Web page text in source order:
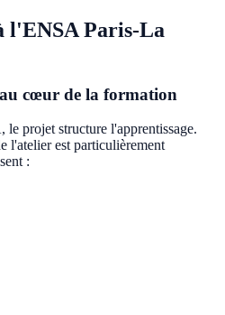
l'ENSA Paris-La
cœur de la formation
le projet structure l'apprentissage.
l'atelier est particulièrement
: